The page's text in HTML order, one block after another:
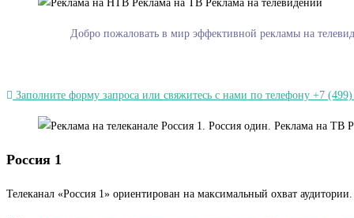
Добро пожаловать в мир эффективной рекламы на
Заполните форму запроса или свяжитесь с нами по телефону +7
Россия 1
Телеканал «Россия 1» ориентирован на максимальный охват